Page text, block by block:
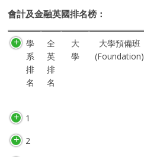
會計及金融英國排名榜：
學
系
排
名
全
英
排
名
大
學
大學預備班
(Foundation)
1
2